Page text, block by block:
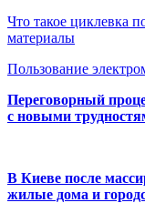
Что такое циклевка
материалы
Пользование
Переговорный
с новыми
В Киеве после
жилые дома и